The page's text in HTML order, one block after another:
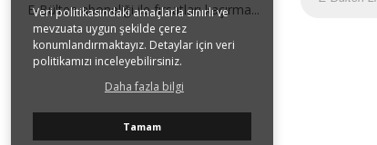
Veri politikasındaki amaçlarla sınırlı ve
mevzuata uygun şekilde çerez
konumlandırmaktayız. Detaylar için veri
politikamızı inceleyebilirsiniz.
Daha fazla bilgi
Tamam
E-Bülten aboneliği ile fırsatları kaçırma...